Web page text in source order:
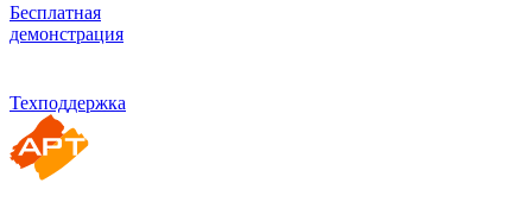
Бесплатная
демонстрация
Техподдержка